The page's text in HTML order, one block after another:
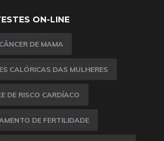
ON-LINE
CÂNCER DE MAMA
CALÓRICAS DAS MULHERES
DE RISCO CARDÍACO
DE FERTILIDADE